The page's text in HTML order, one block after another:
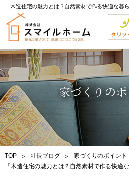
家づくりの
TOP 社長ブログ
家づくりのポイント
「木造住宅の魅力とは？自然素材で作る快適な